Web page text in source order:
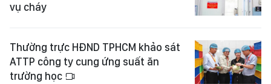
vụ cháy
Thường trực HĐND TPHCM khảo sát
ATTP công ty cung ứng suất ăn
trường học